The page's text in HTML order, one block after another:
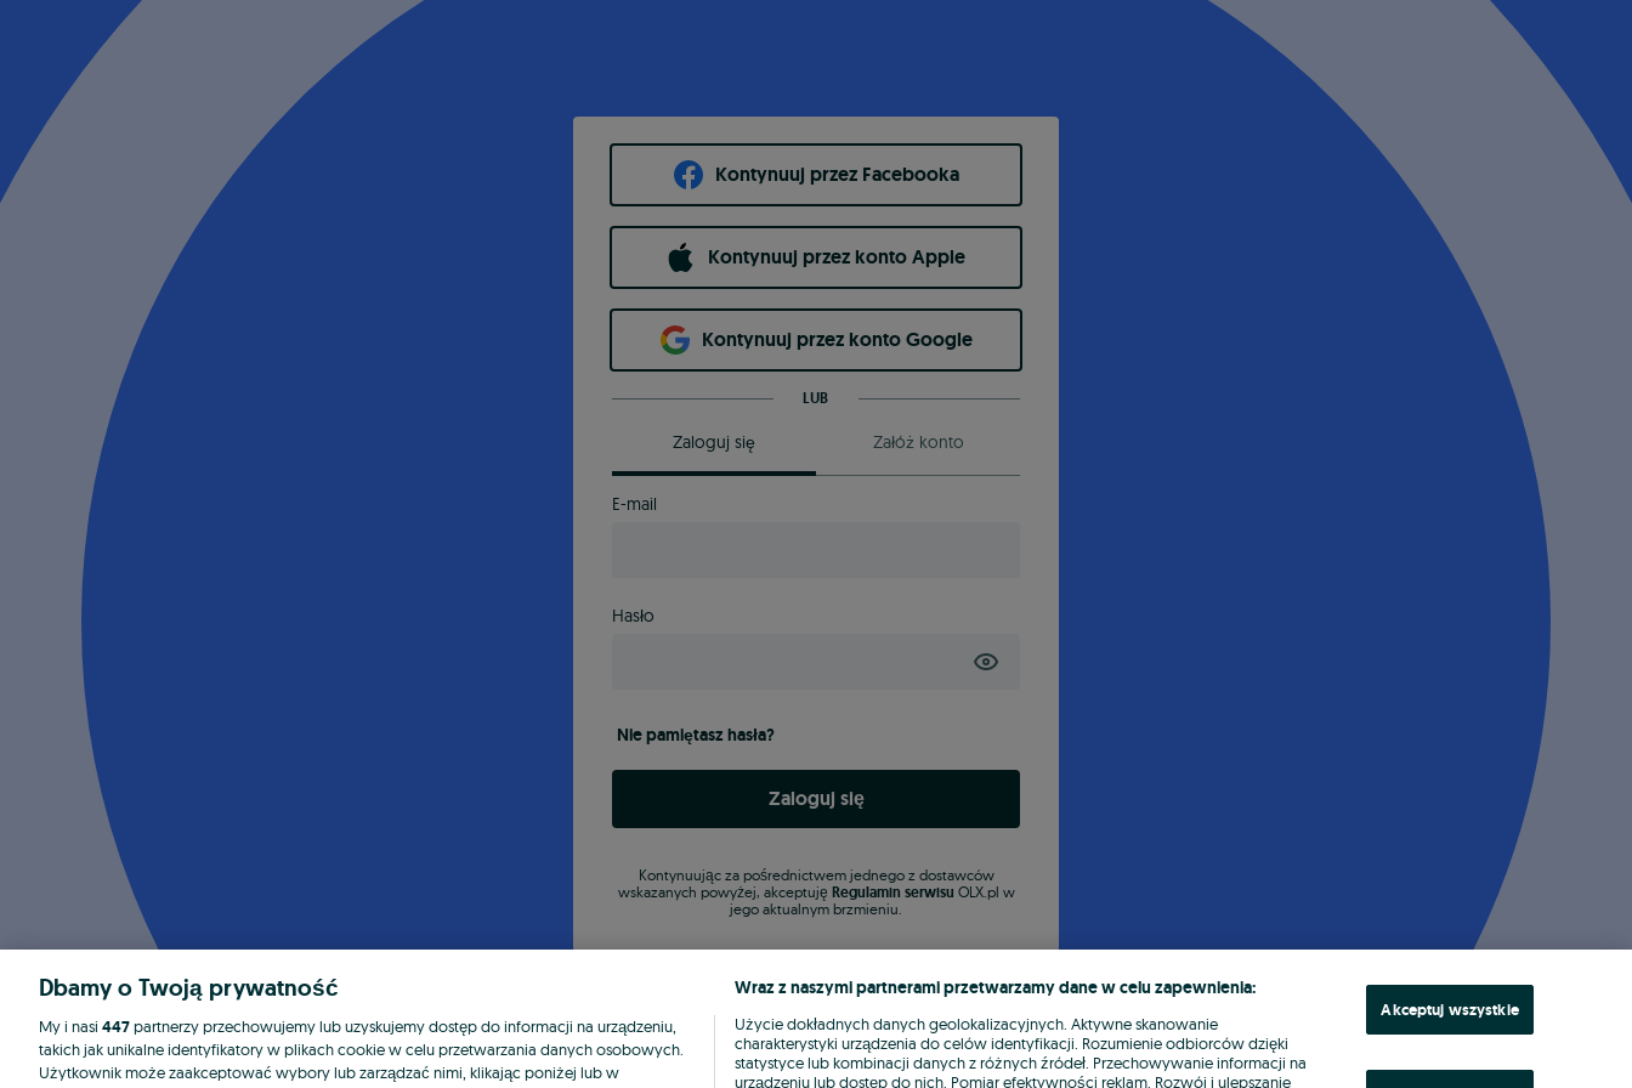
Kontynuuj przez Facebooka
Kontynuuj przez konto Apple
Kontynuuj przez konto Google
LUB
Zaloguj się Załóż konto
E-mail
Hasło
Nie pamiętasz hasła?
Zaloguj się
Kontynuując za pośrednictwem jednego z dostawców
wskazanych powyżej, akceptuję Regulamin serwisu OLX.pl w
jego aktualnym brzmieniu.
Dbamy o Twoją prywatność
My i nasi 447partnerzy przechowujemy lub uzyskujemy dostęp do informacji na urządzeniu,
takich jak unikalne identyfikatory w plikach cookie w celu przetwarzania danych osobowych.
Użytkownik może zaakceptować wybory lub zarządzać nimi, klikając poniżej lub w
Wraz z naszymi partnerami przetwarzamy dane w celu zapewnienia:
Użycie dokładnych danych geolokalizacyjnych. Aktywne skanowanie
charakterystyki urządzenia do celów identyfikacji. Rozumienie odbiorców dzięki
statystyce lub kombinacji danych z różnych źródeł. Przechowywanie informacji na
urządzeniu lub dostęp do nich. Pomiar efektywności reklam. Rozwój i ulepszanie
Akceptuj wszystkie